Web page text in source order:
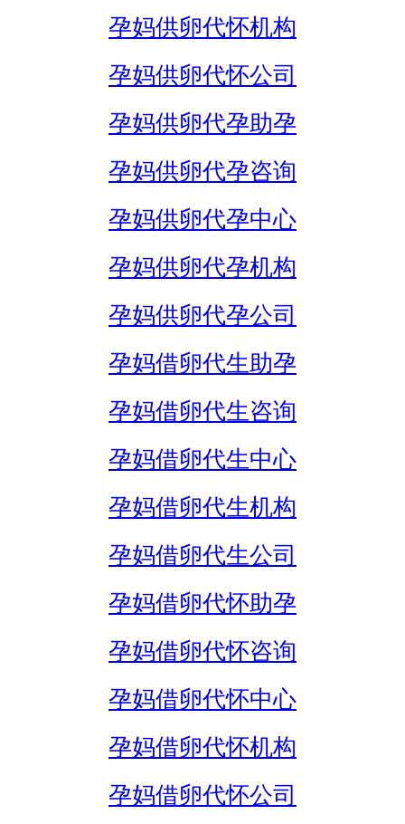
孕妈供卵代怀机构
孕妈供卵代怀公司
孕妈供卵代孕助孕
孕妈供卵代孕咨询
孕妈供卵代孕中心
孕妈供卵代孕机构
孕妈供卵代孕公司
孕妈借卵代生助孕
孕妈借卵代生咨询
孕妈借卵代生中心
孕妈借卵代生机构
孕妈借卵代生公司
孕妈借卵代怀助孕
孕妈借卵代怀咨询
孕妈借卵代怀中心
孕妈借卵代怀机构
孕妈借卵代怀公司